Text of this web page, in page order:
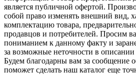
является публичной офертой.
собой право изменять внешний вид,
комплектацию товара,
продавцов и потребителей. Просим
пониманием к данному факту и
за возможные неточности в
Будем благодарны вам за сообщение
поможет сделать наш каталог еще